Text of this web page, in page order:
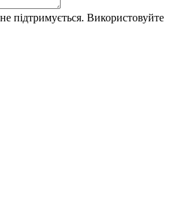
підтримується. Використовуйте